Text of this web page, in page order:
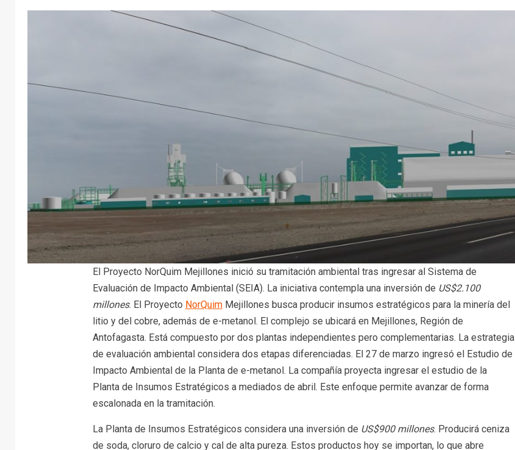
El Proyecto NorQuim Mejillones inició su tramitación ambiental tras ingresar al Sistema de
Evaluación de Impacto Ambiental (SEIA). La iniciativa contempla una inversión de US$2.100
millones. El Proyecto NorQuimMejillones busca producir insumos estratégicos para la minería del
litio y del cobre, además de e-metanol. El complejo se ubicará en Mejillones, Región de
Antofagasta. Está compuesto por dos plantas independientes pero complementarias. La estrategia
de evaluación ambiental considera dos etapas diferenciadas. El 27 de marzo ingresó el Estudio de
Impacto Ambiental de la Planta de e-metanol. La compañía proyecta ingresar el estudio de la
Planta de Insumos Estratégicos a mediados de abril. Este enfoque permite avanzar de forma
escalonada en la tramitación.
La Planta de Insumos Estratégicos considera una inversión de US$900 millones. Producirá ceniza
de soda, cloruro de calcio y cal de alta pureza. Estos productos hoy se importan, lo que abre